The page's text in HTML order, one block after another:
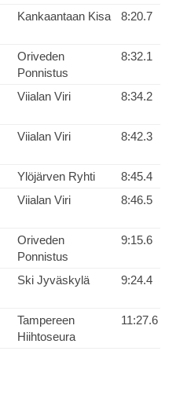
Kankaantaan Kisa 8:20.7
Oriveden
Ponnistus
8:32.1
Viialan Viri 8:34.2
Viialan Viri 8:42.3
Ylöjärven Ryhti
8:45.4
Viialan Viri 8:46.5
Oriveden
Ponnistus
9:15.6
Ski Jyväskylä 9:24.4
Tampereen
Hiihtoseura
11:27.6